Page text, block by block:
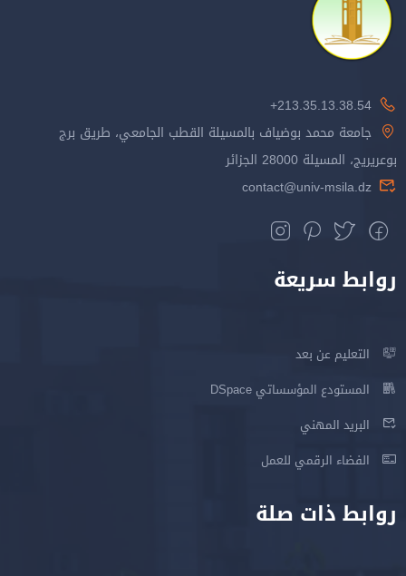
213.35.13.38.54+
جامعة محمد بوضياف بالمسيلة القطب الجامعي، طريق برج
بوعريريج، المسيلة 28000 الجزائر
contact@univ-msila.dz
روابط سريعة
التعليم عن بعد
المستودع المؤسساتي DSpace
البريد المهني
الفضاء الرقمي للعمل
روابط ذات صلة